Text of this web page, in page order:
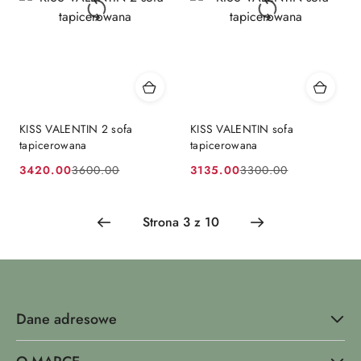
KISS VALENTIN 2 sofa
tapicerowana
Cena
3420.00
Cena
3600.00
KISS VALENTIN sofa
tapicerowana
Cena
3135.00
Cena
promocją:
3300.00
Dane adresowe